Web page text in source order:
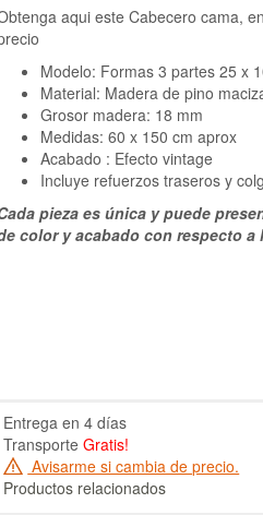
aqui este Cabecero cama,
Modelo: Formas 3 partes 25 x
Material: Madera de pino
Grosor madera: 18 mm
Medidas: 60 x 150 cm aprox
Acabado : Efecto vintage
Incluye refuerzos traseros y
pieza es única y puede
color y acabado con respecto a
Entrega en 4 días
TransporteGratis!
Avisarme si cambia de precio.
Productos relacionados